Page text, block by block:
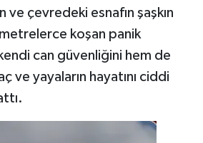
çevredeki esnafın şaşkın
metrelerce koşan panik
can güvenliğini hem de
ve yayaların hayatını ciddi